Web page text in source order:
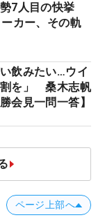
7人目の快挙
カー、その軌
飲みたい…ウイ
割を」 桑木志帆
会見一問一答】
ページ上部へ